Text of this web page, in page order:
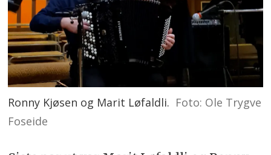
Ronny Kjøsen og Marit Løfaldli. Foto: Ole Trygve
Foseide